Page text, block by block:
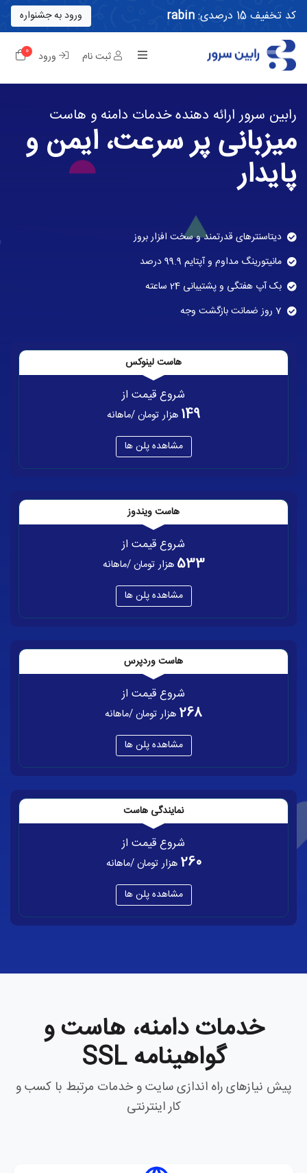
کد تخفیف 15 درصدی: rabin ورود به جشنواره
ثبت نام ورود 0
رابین سرور ارائه دهنده خدمات دامنه و هاست
میزبانی پر سرعت، ایمن و
پایدار
دیتاسنترهای قدرتمند و سخت افزار بروز
مانیتورینگ مداوم و آپتایم 99.9 درصد
بک آپ هفتگی و پشتیبانی 24 ساعته
7 روز ضمانت بازگشت وجه
هاست لینوکس
شروع قیمت از
149 هزار تومان /ماهانه
مشاهده پلن ها
هاست ویندوز
شروع قیمت از
533 هزار تومان /ماهانه
مشاهده پلن ها
هاست وردپرس
شروع قیمت از
268 هزار تومان /ماهانه
مشاهده پلن ها
نمایندگی هاست
شروع قیمت از
260 هزار تومان /ماهانه
مشاهده پلن ها
خدمات دامنه، هاست و
گواهینامه SSL
پیش نیازهای راه اندازی سایت و خدمات مرتبط با کسب و
کار اینترنتی